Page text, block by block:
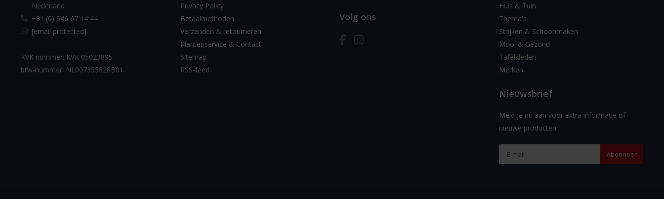
Nederland
+31 (0) 546 67 14 44
[email protected]
KVK nummer: KVK 05023895
btw-nummer: NL007355828B01
Privacy Policy
Betaalmethoden
Verzenden & retourneren
Klantenservice & Contact
Sitemap
RSS-feed
Volg ons
Huis & Tuin
Thema's
Strijken & Schoonmaken
Mooi & Gezond
Tafelkleden
Merken
Nieuwsbrief
Meld je nu aan voor extra informatie of
nieuwe producten
Abonneer